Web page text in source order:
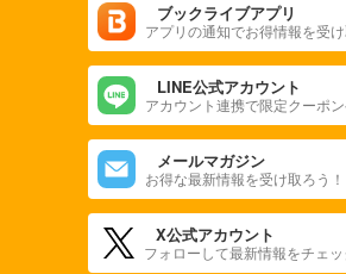
ブックライブアプリ
アプリの通知でお得情報を受け
LINE公式アカウント
アカウント連携で限定クーポン
メールマガジン
お得な最新情報を受け取ろう！
X公式アカウント
フォローして最新情報をチェッ